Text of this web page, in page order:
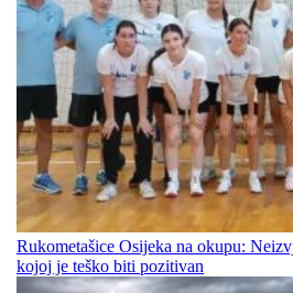
Rukometašice Osijeka na okupu:
kojoj je teško biti pozitivan